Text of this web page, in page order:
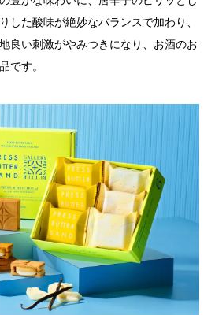
した酸味が絶妙なバランスで加わり、
良い刺激がやみつきになり、お酒のお
です。